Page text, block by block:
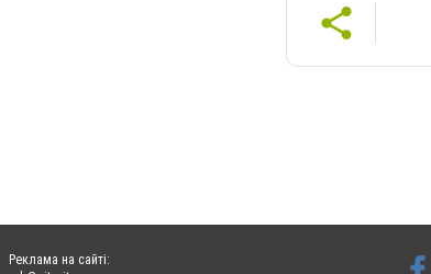
Реклама на сайті: